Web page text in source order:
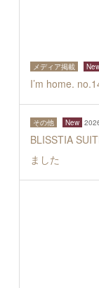
メディア掲載
I’m home.
その他 New
BLISSTIA
ました